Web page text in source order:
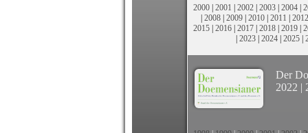
2000 | 2001 | 2002 | 2003 | 2004 |
| 2008 | 2009 | 2010 | 2011 | 2012
2015 | 2016 | 2017 | 2018 | 2019 |
| 2023| 2024| 2025|
Der
2022 |